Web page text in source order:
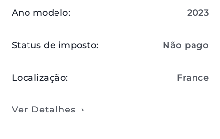
Ano modelo: 2023
Status de imposto: Não pago
Localização: France
Ver Detalhes